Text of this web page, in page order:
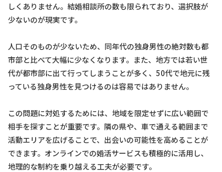
しくありません。結婚相談所の数も限られており、選択肢が
少ないのが現実です。
人口そのものが少ないため、同年代の独身男性の絶対数も都
市部と比べて大幅に少なくなります。また、地方では若い世
代が都市部に出て行ってしまうことが多く、50代で地元に残
っている独身男性を見つけるのは容易ではありません。
この問題に対処するためには、地域を限定せずに広い範囲で
相手を探すことが重要です。隣の県や、車で通える範囲まで
活動エリアを広げることで、出会いの可能性を高めることが
できます。オンラインでの婚活サービスも積極的に活用し、
地理的な制約を乗り越える工夫が必要です。